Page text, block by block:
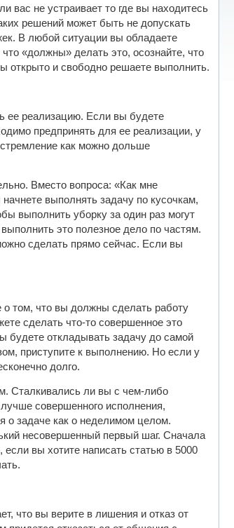
вас не устраивает то где вы находитесь
решений может быть не допускать
В любой ситуации вы обладаете
«должны» делать это, осознайте, что
открыто и свободно решаете выполнить.
ее реализацию. Если вы будете
предпринять для ее реализации, у
как можно дольше
Вместо вопроса: «Как мне
выполнять задачу по кусочкам,
выполнить уборку за один раз могут
это полезное дело по частям.
сделать прямо сейчас. Если вы
том, что вы должны сделать работу
сделать что-то совершенное это
будете откладывать задачу до самой
приступите к выполнению. Но если у
долго.
Сталкивались ли вы с чем-либо
совершенного исполнения,
о задаче как о неделимом целом.
несовершенный первый шаг. Сначала
вы хотите написать статью в 5000
что вы верите в лишения и отказ от